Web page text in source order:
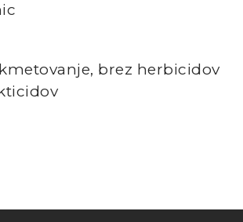
brez herbicidov